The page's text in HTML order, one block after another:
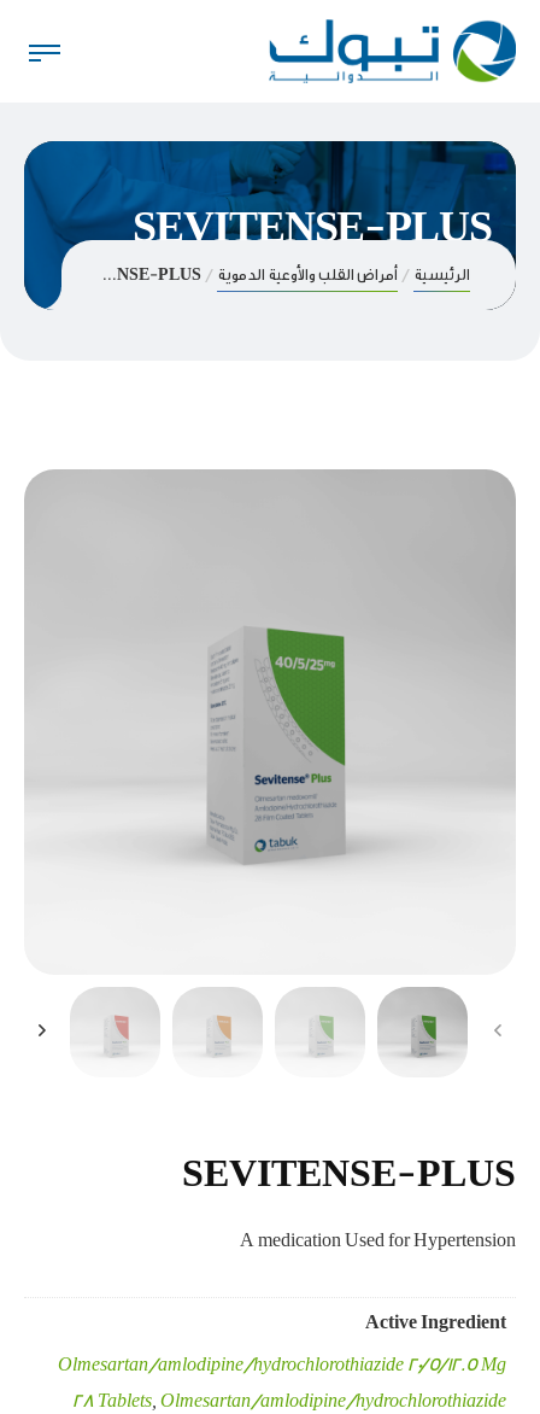
SEVITENSE-PLUS
الرئيسية أمراض القلب والأوعية الدموية SEVITENSE-PLUS
SEVITENSE-PLUS
A medication Used for Hypertension
Active Ingredient
Olmesartan/amlodipine/hydrochlorothiazide 20/5/12.5 Mg
28 Tablets,Olmesartan/amlodipine/hydrochlorothiazide